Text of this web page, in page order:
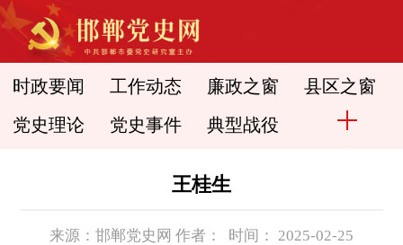
时政要闻 工作动态 廉政之窗 县区之窗
党史理论 党史事件 典型战役
王桂生
来源：邯郸党史网 作者： 时间： 2025-02-25